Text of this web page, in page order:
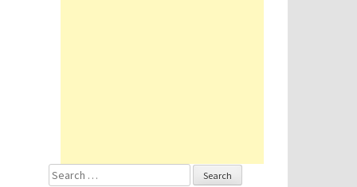
Search